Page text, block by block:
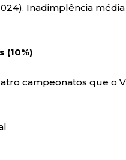
Inadimplência
(10%)
campeonatos que o